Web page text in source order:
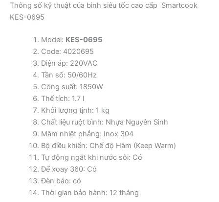
Thông số kỹ thuật của bình siêu tốc cao cấp Smartcook
KES-0695
Model: KES-0695
Code: 4020695
Điện áp: 220VAC
Tần số: 50/60Hz
Công suất: 1850W
Thể tích: 1.7 l
Khối lượng tịnh: 1 kg
Chất liệu ruột bình: Nhựa Nguyên Sinh
Mâm nhiệt phẳng: Inox 304
Bộ điều khiển: Chế độ Hâm (Keep Warm)
Tự động ngắt khi nước sôi: Có
Đế xoay 360: Có
Đèn báo: có
Thời gian bảo hành: 12 tháng